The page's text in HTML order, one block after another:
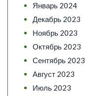
Январь 2024
Декабрь 2023
Ноябрь 2023
Октябрь 2023
Сентябрь 2023
Август 2023
Июль 2023